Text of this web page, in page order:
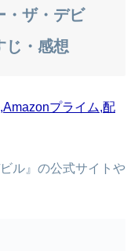
・ザ・デビ
じ・感想
ル』の公式サイトや